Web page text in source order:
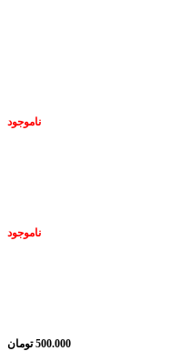
ناموجود
ناموجود
500.000 تومان